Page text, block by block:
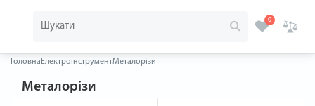
0
Головна ЕлектроінструментМеталорізи
Металорізи